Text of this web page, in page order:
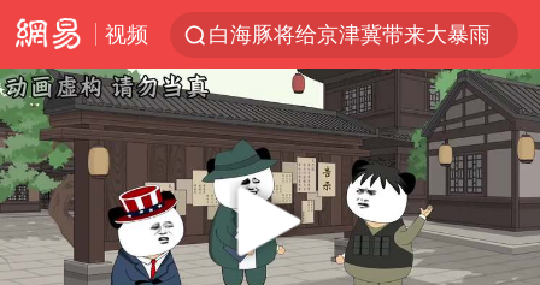
视频
白海豚将给京津冀带来大暴雨
刘嘉玲晒与周星驰合照
《披荆斩棘2026》阵容官宣
上海有出现龙卷潜势
香港高温刷新历史纪录